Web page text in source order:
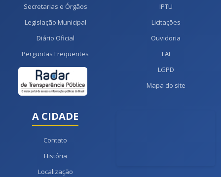
Secretarias e Órgãos
Legislação Municipal
Diário Oficial
Perguntas Frequentes
IPTU
Licitações
Ouvidoria
LAI
LGPD
Mapa do site
A CIDADE
Contato
História
Localização